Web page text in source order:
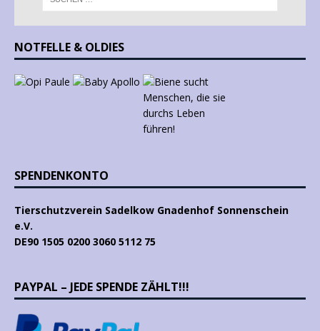
NOTFELLE & OLDIES
SPENDENKONTO
Tierschutzverein Sadelkow Gnadenhof Sonnenschein
e.V.
DE90 1505 0200 3060 5112 75
PAYPAL – JEDE SPENDE ZÄHLT!!!